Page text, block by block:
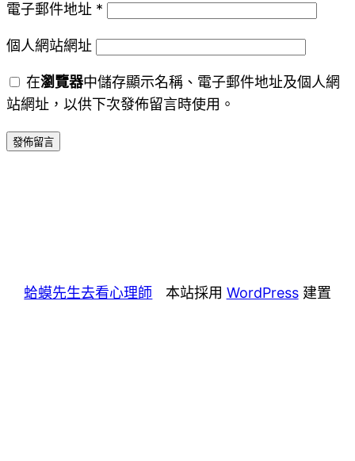
電子郵件地址 *
個人網站網址
在瀏覽器中儲存顯示名稱、電子郵件地址及個人網
站網址，以供下次發佈留言時使用。
蛤蟆先生去看心理師 本站採用 WordPress建置